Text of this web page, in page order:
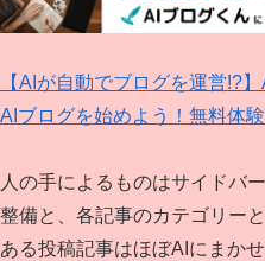
【AIが自動でブログを運営!?
AIブログを始めよう！無料体験
人の手によるものはサイドバ
整備と、各記事のカテゴリー
ある投稿記事はほぼAIにまかせ